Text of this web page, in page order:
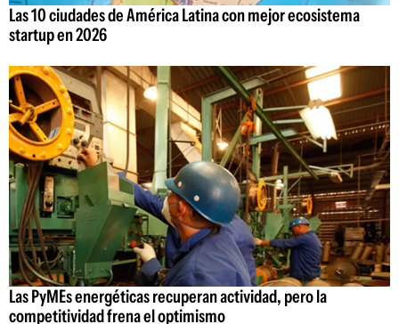
Las 10 ciudades de América Latina con mejor ecosistema
startup en 2026
Las PyMEs energéticas recuperan actividad, pero la
competitividad frena el optimismo